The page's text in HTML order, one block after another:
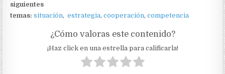
siguientes
temas:situación, estrategia,cooperación,competencia
¿Cómo valoras este contenido?
¡Haz click en una estrella para calificarla!